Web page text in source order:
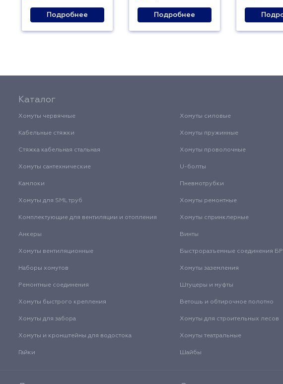
Подробнее Подробнее
Каталог
Хомуты червячные Хомуты силовые
Кабельные стяжки Хомуты пружинные
Стяжка кабельная стальная Хомуты проволочные
Хомуты сантехнические U-болты
Камлоки Пневмотрубки
Хомуты для SML труб Хомуты ремонтные
Комплектующие для вентиляции и отопления Хомуты спринклерные
Анкеры Винты
Хомуты вентиляционные Быстроразъемные соединения
Наборы хомутов Хомуты заземления
Ремонтные соединения Штуцеры и муфты
Хомуты быстрого крепления Ветошь и обтирочное полотно
Хомуты для забора Хомуты для строительных лесов
Хомуты и кронштейны для водостока Хомуты театральные
Гайки Шайбы